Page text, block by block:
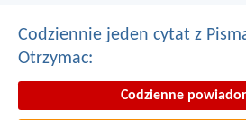
Codziennie jeden cytat z
Otrzymac:
Codzienne